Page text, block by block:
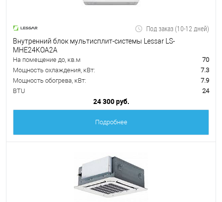
Под заказ (10-12 дней)
Внутренний блок мультисплит-системы Lessar LS-
MHE24KOA2A
На помещение до, кв.м
70
Мощность охлаждения, кВт:
7.3
Мощность обогрева, кВт:
7.9
BTU
24
24 300 руб.
Подробнее